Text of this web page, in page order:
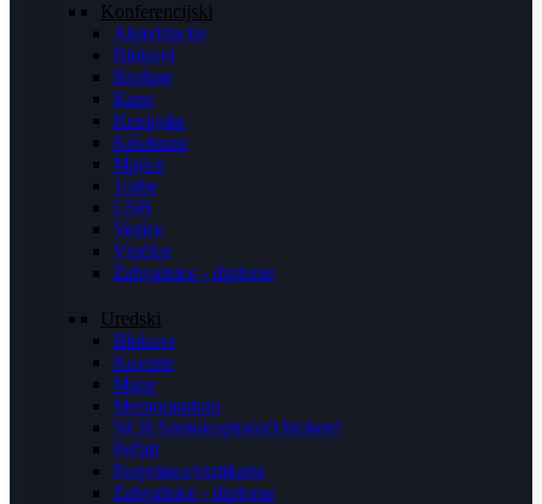
Konferencijski
Akreditacije
Blokovi
Brošure
Kape
Kemijske
Kišobrani
Majice
Torbe
USB
Vezice
Vrećice
Zahvalnice - diplome
Uredski
Blokovi
Kuverte
Mape
Memorandum
NCR/Samokopirajući blokovi
Pečati
Posjetnice/vizitkarte
Zahvalnice - diplome